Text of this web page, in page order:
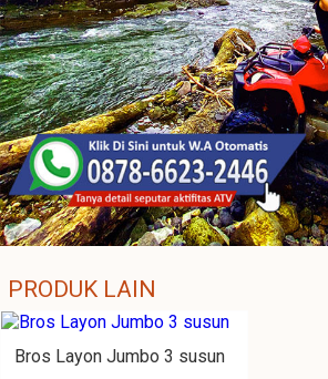
PRODUK LAIN
Bros Layon Jumbo 3 susun